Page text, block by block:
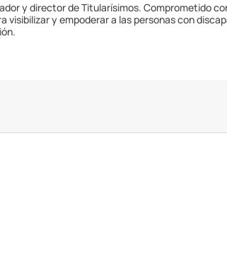
y director de Titularísimos. Comprometido
visibilizar y empoderar a las personas con